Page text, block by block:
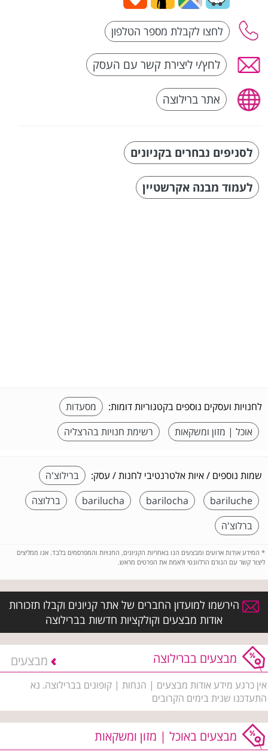
לחץ/י ליצירת קשר עם העסק
אתר ברילוצה
לסניפים נבחרים בקניונים
לעמוד מבנה אקרשטיין
לחנויות ועסקים נוספים בקטגוריות דומות:
מסעדות
אוכל | מזון ומשקאות
רשימת חנויות בהרצליה
שמות נוספים / איות אלטרנטיבי לחנות / עסק:
ברילוצ'ה
bariluche
barilocha
barilucha
ברלוצה
ברלוצ'ה
* המידע אודות ארועים ומבצעים הנו באחריות הקניונים, החנויות והמפרסמים בלבד. אנו ממליצים
ליצור קשר עם הגורם הרלוונטי ולאמת את הפרטים מראש.
הירשמו למועדון החברים של אתר קניונים וקבלו תזכורות
אודות מבצעים וקולקציות חדשות בברילוצה
מבצעים בברילוצה מבצעים
אין כרגע מידע אודות מבצעים | הנחות | קופונים בברילוצה. נא
התעדכנו שנית בימים הקרובים
מבצעים באוכל | מזון ומשקאות